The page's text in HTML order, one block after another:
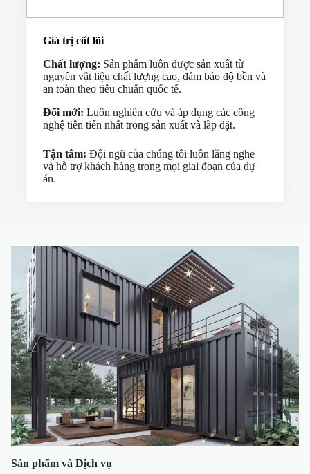
Giá trị cốt lõi
Chất lượng: Sản phẩm luôn được sản xuất từ
nguyên vật liệu chất lượng cao, đảm bảo độ bền và
an toàn theo tiêu chuẩn quốc tế.
Đổi mới: Luôn nghiên cứu và áp dụng các công
nghệ tiên tiến nhất trong sản xuất và lắp đặt.
Tận tâm: Đội ngũ của chúng tôi luôn lắng nghe
và hỗ trợ khách hàng trong mọi giai đoạn của dự
án.
Sản phẩm và Dịch vụ